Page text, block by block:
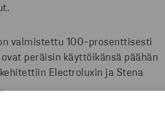
valmistettu 100-prosenttisesti
peräisin käyttöikänsä päähän
Electroluxin ja Stena